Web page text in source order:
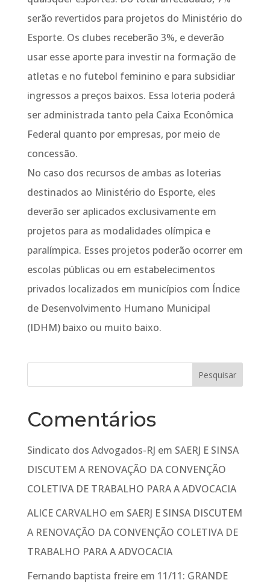
serão revertidos para projetos do Ministério do
Esporte. Os clubes receberão 3%, e deverão
usar esse aporte para investir na formação de
atletas e no futebol feminino e para subsidiar
ingressos a preços baixos. Essa loteria poderá
ser administrada tanto pela Caixa Econômica
Federal quanto por empresas, por meio de
concessão.
No caso dos recursos de ambas as loterias
destinados ao Ministério do Esporte, eles
deverão ser aplicados exclusivamente em
projetos para as modalidades olímpica e
paralímpica. Esses projetos poderão ocorrer em
escolas públicas ou em estabelecimentos
privados localizados em municípios com Índice
de Desenvolvimento Humano Municipal
(IDHM) baixo ou muito baixo.
Comentários
Sindicato dos Advogados-RJ em SAERJ E SINSA
DISCUTEM A RENOVAÇÃO DA CONVENÇÃO
COLETIVA DE TRABALHO PARA A ADVOCACIA
ALICE CARVALHO em SAERJ E SINSA DISCUTEM
A RENOVAÇÃO DA CONVENÇÃO COLETIVA DE
TRABALHO PARA A ADVOCACIA
Fernando baptista freireem 11/11: GRANDE